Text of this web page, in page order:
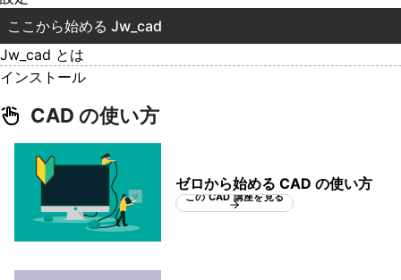
ここから始める Jw_cad
Jw_cad とは
インストール
CAD の使い方
ゼロから始める CAD の使い方
この CAD 講座を見る